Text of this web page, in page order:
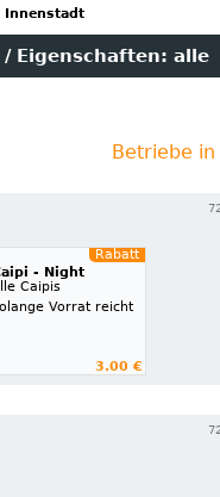
Innenstadt
/ Eigenschaften: alle
Betriebe
Rabatt
- Night
Caipis
Vorrat reicht
3.00 €